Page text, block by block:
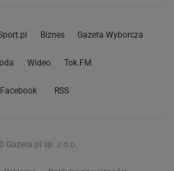
Biznes Gazeta Wyborcza
Wideo Tok.FM
Facebook RSS
Gazeta.pl sp. z o.o.